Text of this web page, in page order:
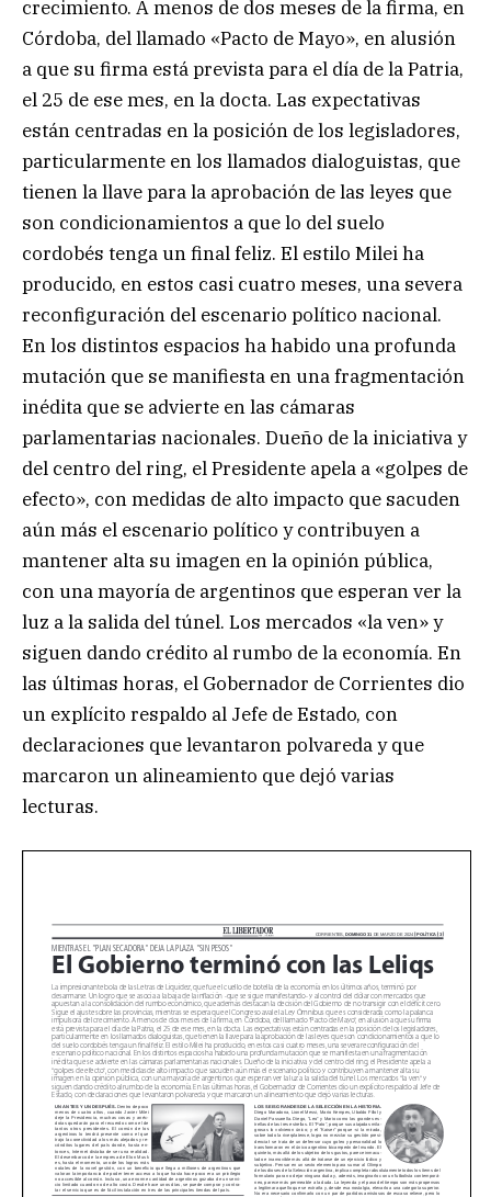
crecimiento. A menos de dos meses de la firma, en
Córdoba, del llamado «Pacto de Mayo», en alusión
a que su firma está prevista para el día de la Patria,
el 25 de ese mes, en la docta. Las expectativas
están centradas en la posición de los legisladores,
particularmente en los llamados dialoguistas, que
tienen la llave para la aprobación de las leyes que
son condicionamientos a que lo del suelo
cordobés tenga un final feliz. El estilo Milei ha
producido, en estos casi cuatro meses, una severa
reconfiguración del escenario político nacional.
En los distintos espacios ha habido una profunda
mutación que se manifiesta en una fragmentación
inédita que se advierte en las cámaras
parlamentarias nacionales. Dueño de la iniciativa y
del centro del ring, el Presidente apela a «golpes de
efecto», con medidas de alto impacto que sacuden
aún más el escenario político y contribuyen a
mantener alta su imagen en la opinión pública,
con una mayoría de argentinos que esperan ver la
luz a la salida del túnel. Los mercados «la ven» y
siguen dando crédito al rumbo de la economía. En
las últimas horas, el Gobernador de Corrientes dio
un explícito respaldo al Jefe de Estado, con
declaraciones que levantaron polvareda y que
marcaron un alineamiento que dejó varias
lecturas.